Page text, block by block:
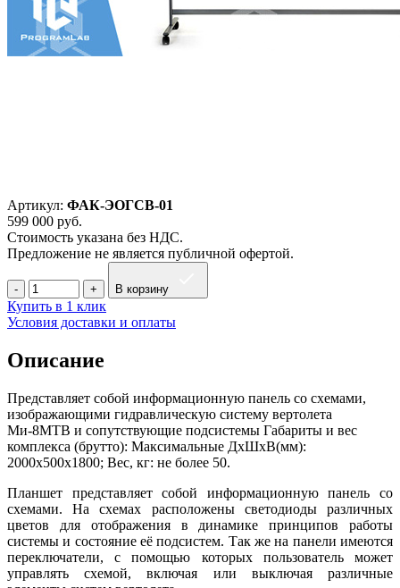
Артикул: ФАК-ЭОГСВ-01
599 000 руб.
Стоимость указана без НДС.
Предложение не является публичной офертой.
В корзину
Купить в 1 клик
Условия доставки и оплаты
Описание
Представляет собой информационную панель со схемами,
изображающими гидравлическую систему вертолета
Ми-8МТВ и сопутствующие подсистемы Габариты и вес
комплекса (брутто): Максимальные ДхШхВ(мм):
2000х500х1800; Вес, кг: не более 50.
Планшет представляет собой информационную панель со
схемами. На схемах расположены светодиоды различных
цветов для отображения в динамике принципов работы
системы и состояние её подсистем. Так же на панели имеются
переключатели, с помощью которых пользователь может
управлять схемой, включая или выключая различные